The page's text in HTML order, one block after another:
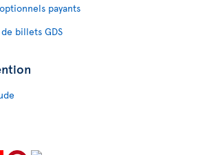
payants
billets GDS